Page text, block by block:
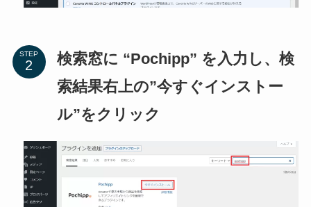
STEP
検索窓に “Pochipp” を入力し、検
索結果右上の”今すぐインストー
ル”をクリック